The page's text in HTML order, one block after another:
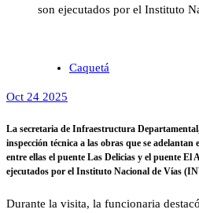
son ejecutados por el Instituto
Caquetá
Oct 24 2025
La secretaria de Infraestructura
inspección técnica a las obras que se
entre ellas el puente Las Delicias y el puente El
ejecutados por el Instituto Nacional de Vías
Durante la visita, la funcionaria